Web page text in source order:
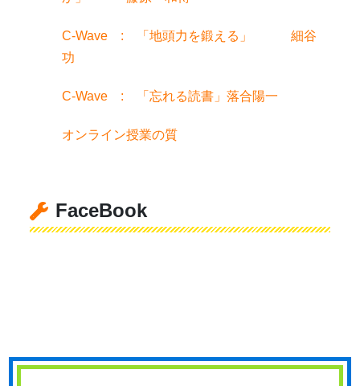
C-Wave : 「地頭力を鍛える」 細谷
功
C-Wave : 「忘れる読書」落合陽一
オンライン授業の質
FaceBook